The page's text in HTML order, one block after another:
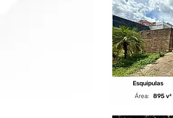
Esquipulas
Área:
895 v²